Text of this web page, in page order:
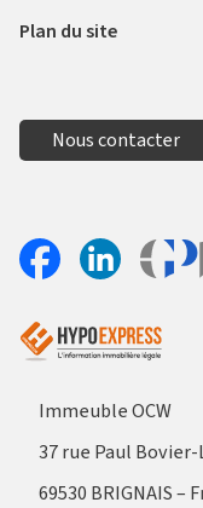
Plan du site
Nous contacter
Immeuble OCW
37 rue Paul
69530 BRIGNAIS –